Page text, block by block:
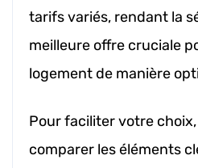
tarifs variés, rendant la
meilleure offre cruciale
logement de manière
Pour faciliter votre
comparer les éléments